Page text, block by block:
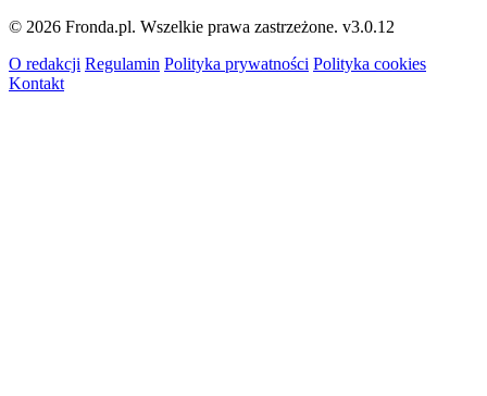
© 2026 Fronda.pl. Wszelkie prawa zastrzeżone. v3.0.12
O redakcji Regulamin Polityka prywatności Polityka cookies
Kontakt